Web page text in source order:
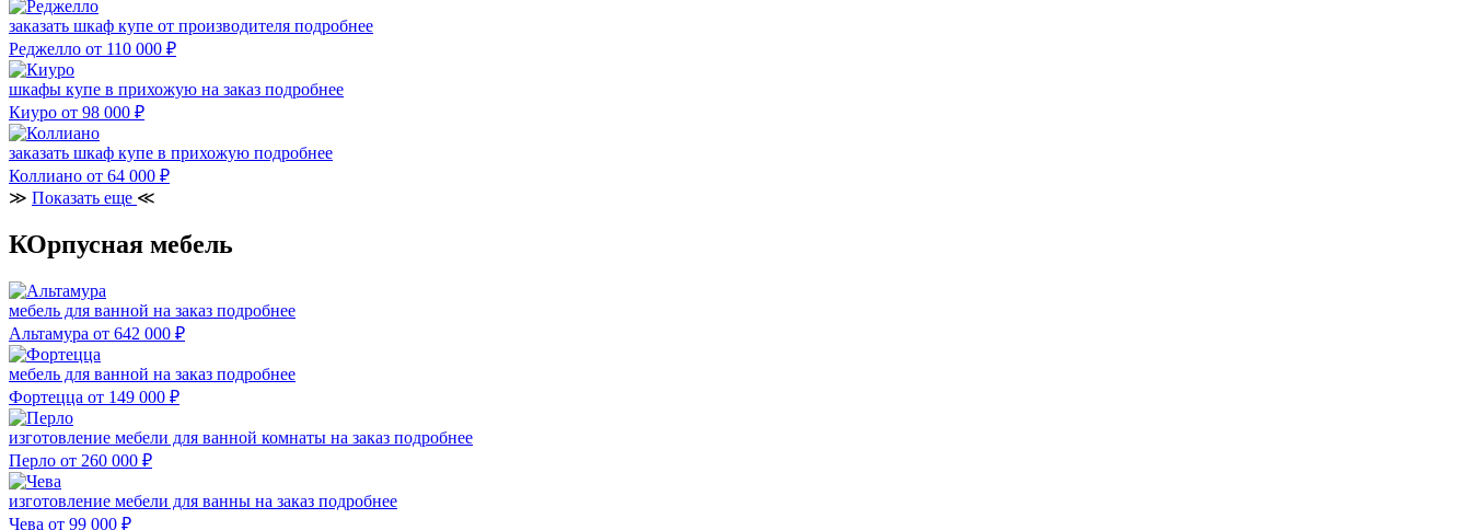
заказать шкаф купе от производителя подробнее
Реджелло от 110 000 ₽
шкафы купе в прихожую на заказ подробнее
Киуро от 98 000 ₽
заказать шкаф купе в прихожую подробнее
Коллиано от 64 000 ₽
≫ Показать еще ≪
КОрпусная мебель
мебель для ванной на заказ подробнее
Альтамура от 642 000 ₽
мебель для ванной на заказ подробнее
Фортецца от 149 000 ₽
изготовление мебели для ванной комнаты на заказ подробнее
Перло от 260 000 ₽
изготовление мебели для ванны на заказ подробнее
Чева от 99 000 ₽